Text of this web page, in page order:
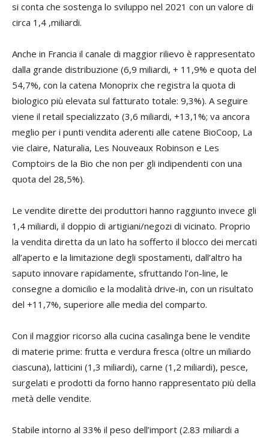
si conta che sostenga lo sviluppo nel 2021 con un valore di
circa 1,4 ,miliardi.
Anche in Francia il canale di maggior rilievo è rappresentato
dalla grande distribuzione (6,9 miliardi, + 11,9% e quota del
54,7%, con la catena Monoprix che registra la quota di
biologico più elevata sul fatturato totale: 9,3%). A seguire
viene il retail specializzato (3,6 miliardi, +13,1%; va ancora
meglio per i punti vendita aderenti alle catene BioCoop, La
vie claire, Naturalia, Les Nouveaux Robinson e Les
Comptoirs de la Bio che non per gli indipendenti con una
quota del 28,5%).
Le vendite dirette dei produttori hanno raggiunto invece gli
1,4 miliardi, il doppio di artigiani/negozi di vicinato. Proprio
la vendita diretta da un lato ha sofferto il blocco dei mercati
all’aperto e la limitazione degli spostamenti, dall’altro ha
saputo innovare rapidamente, sfruttando l’on-line, le
consegne a domicilio e la modalità drive-in, con un risultato
del +11,7%, superiore alle media del comparto.
Con il maggior ricorso alla cucina casalinga bene le vendite
di materie prime: frutta e verdura fresca (oltre un miliardo
ciascuna), latticini (1,3 miliardi), carne (1,2 miliardi), pesce,
surgelati e prodotti da forno hanno rappresentato più della
metà delle vendite.
Stabile intorno al 33% il peso dell’import (2.83 miliardi a